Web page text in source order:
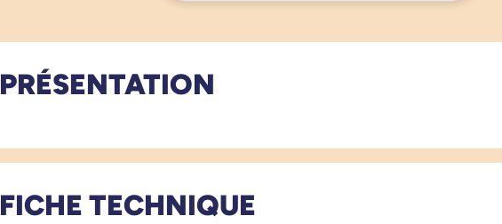
PRÉSENTATION
FICHE TECHNIQUE